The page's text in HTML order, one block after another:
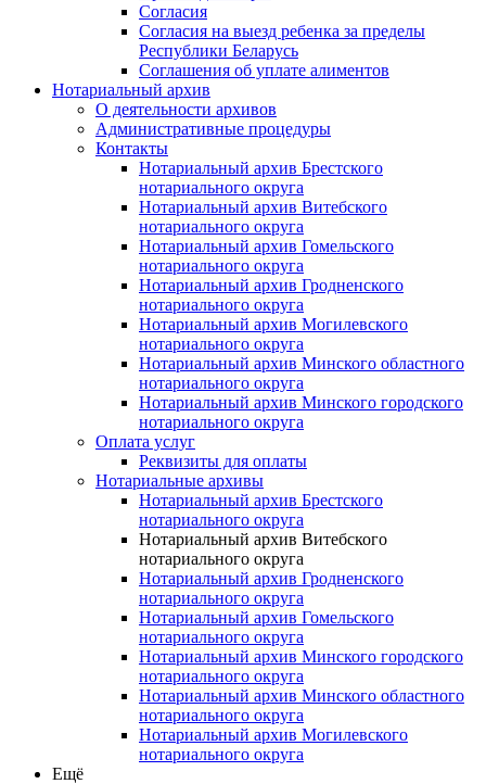
Согласия
Согласия на выезд ребенка за пределы
Республики Беларусь
Соглашения об уплате алиментов
Нотариальный архив
О деятельности архивов
Административные процедуры
Контакты
Нотариальный архив Брестского
нотариального округа
Нотариальный архив Витебского
нотариального округа
Нотариальный архив Гомельского
нотариального округа
Нотариальный архив Гродненского
нотариального округа
Нотариальный архив Могилевского
нотариального округа
Нотариальный архив Минского областного
нотариального округа
Нотариальный архив Минского городского
нотариального округа
Оплата услуг
Реквизиты для оплаты
Нотариальные архивы
Нотариальный архив Брестского
нотариального округа
Нотариальный архив Витебского
нотариального округа
Нотариальный архив Гродненского
нотариального округа
Нотариальный архив Гомельского
нотариального округа
Нотариальный архив Минского городского
нотариального округа
Нотариальный архив Минского областного
нотариального округа
Нотариальный архив Могилевского
нотариального округа
Ещё